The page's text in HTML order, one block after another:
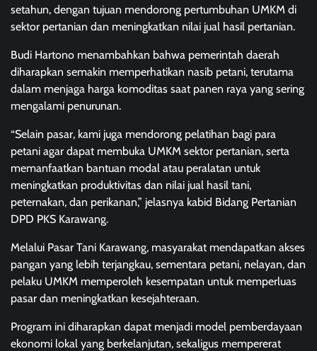
setahun, dengan tujuan mendorong pertumbuhan UMKM di
sektor pertanian dan meningkatkan nilai jual hasil pertanian.
Budi Hartono menambahkan bahwa pemerintah daerah
diharapkan semakin memperhatikan nasib petani, terutama
dalam menjaga harga komoditas saat panen raya yang sering
mengalami penurunan.
“Selain pasar, kami juga mendorong pelatihan bagi para
petani agar dapat membuka UMKM sektor pertanian, serta
memanfaatkan bantuan modal atau peralatan untuk
meningkatkan produktivitas dan nilai jual hasil tani,
peternakan, dan perikanan,” jelasnya kabid Bidang Pertanian
DPD PKS Karawang.
Melalui Pasar Tani Karawang, masyarakat mendapatkan akses
pangan yang lebih terjangkau, sementara petani, nelayan, dan
pelaku UMKM memperoleh kesempatan untuk memperluas
pasar dan meningkatkan kesejahteraan.
Program ini diharapkan dapat menjadi model pemberdayaan
ekonomi lokal yang berkelanjutan, sekaligus mempererat